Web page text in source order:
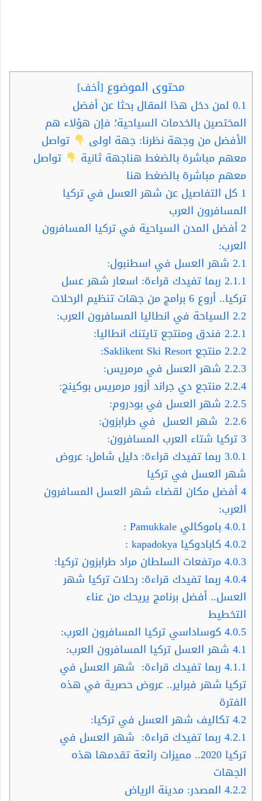
محتوى الموضوع [أخف]
0.1 لمن دخل هذا المقال بحثا عن أفضل
المختصين بالخدمات السياحية؛ فإن هؤلاء هم
الأفضل من وجهة نظرنا: جهة اولى
تواصل
معهم مباشرة بالضغط هناجهة ثانية
تواصل
معهم مباشرة بالضغط هنا
1 كل التفاصيل عن شهر العسل في تركيا
المسافرون العرب
2أفضل المدن السياحية في تركيا المسافرون
العرب:
2.1 شهر العسل في اسطنبول:
2.1.1 ربما تفيدك قراءة: اسعار شهر عسل
تركيا.. أروع 6 برامج من جهات تنظيم الرحلات
2.2 السياحة في انطاليا المسافرون العرب:
2.2.1 فندق ومنتجع تايتنك انطاليا:
2.2.2منتجع Saklikent Ski Resort:
2.2.3 شهر العسل في مرمريس:
2.2.4منتجع دي جراند أزور مرمريس بوكينج:
2.2.5 شهر العسل في بودروم:
2.2.6 شهر العسل في طرابزون:
3تركيا شتاء العرب المسافرون:
3.0.1 ربما تفيدك قراءة: دليل شامل: عروض
شهر العسل في تركيا
4أفضل مكان لقضاء شهر العسل المسافرون
العرب:
4.0.1 باموكالي Pamukkale :
4.0.2 كابادوكيا kapadokya :
4.0.3مرتفعات السلطان مراد طرابزون تركيا:
4.0.4 ربما تفيدك قراءة: رحلات تركيا شهر
العسل.. أفضل برنامج يريحك من عناء
التخطيط
4.0.5 كوساداسي تركيا المسافرون العرب:
4.1 شهر العسل تركيا المسافرون العرب:
4.1.1 ربما تفيدك قراءة: شهر العسل في
تركيا شهر فبراير.. عروض حصرية في هذه
الفترة
4.2تكاليف شهر العسل في تركيا:
4.2.1 ربما تفيدك قراءة: شهر العسل في
تركيا 2020.. مميزات رائعة تقدمها هذه
الجهات
4.2.2 المصدر: مدينة الرياض